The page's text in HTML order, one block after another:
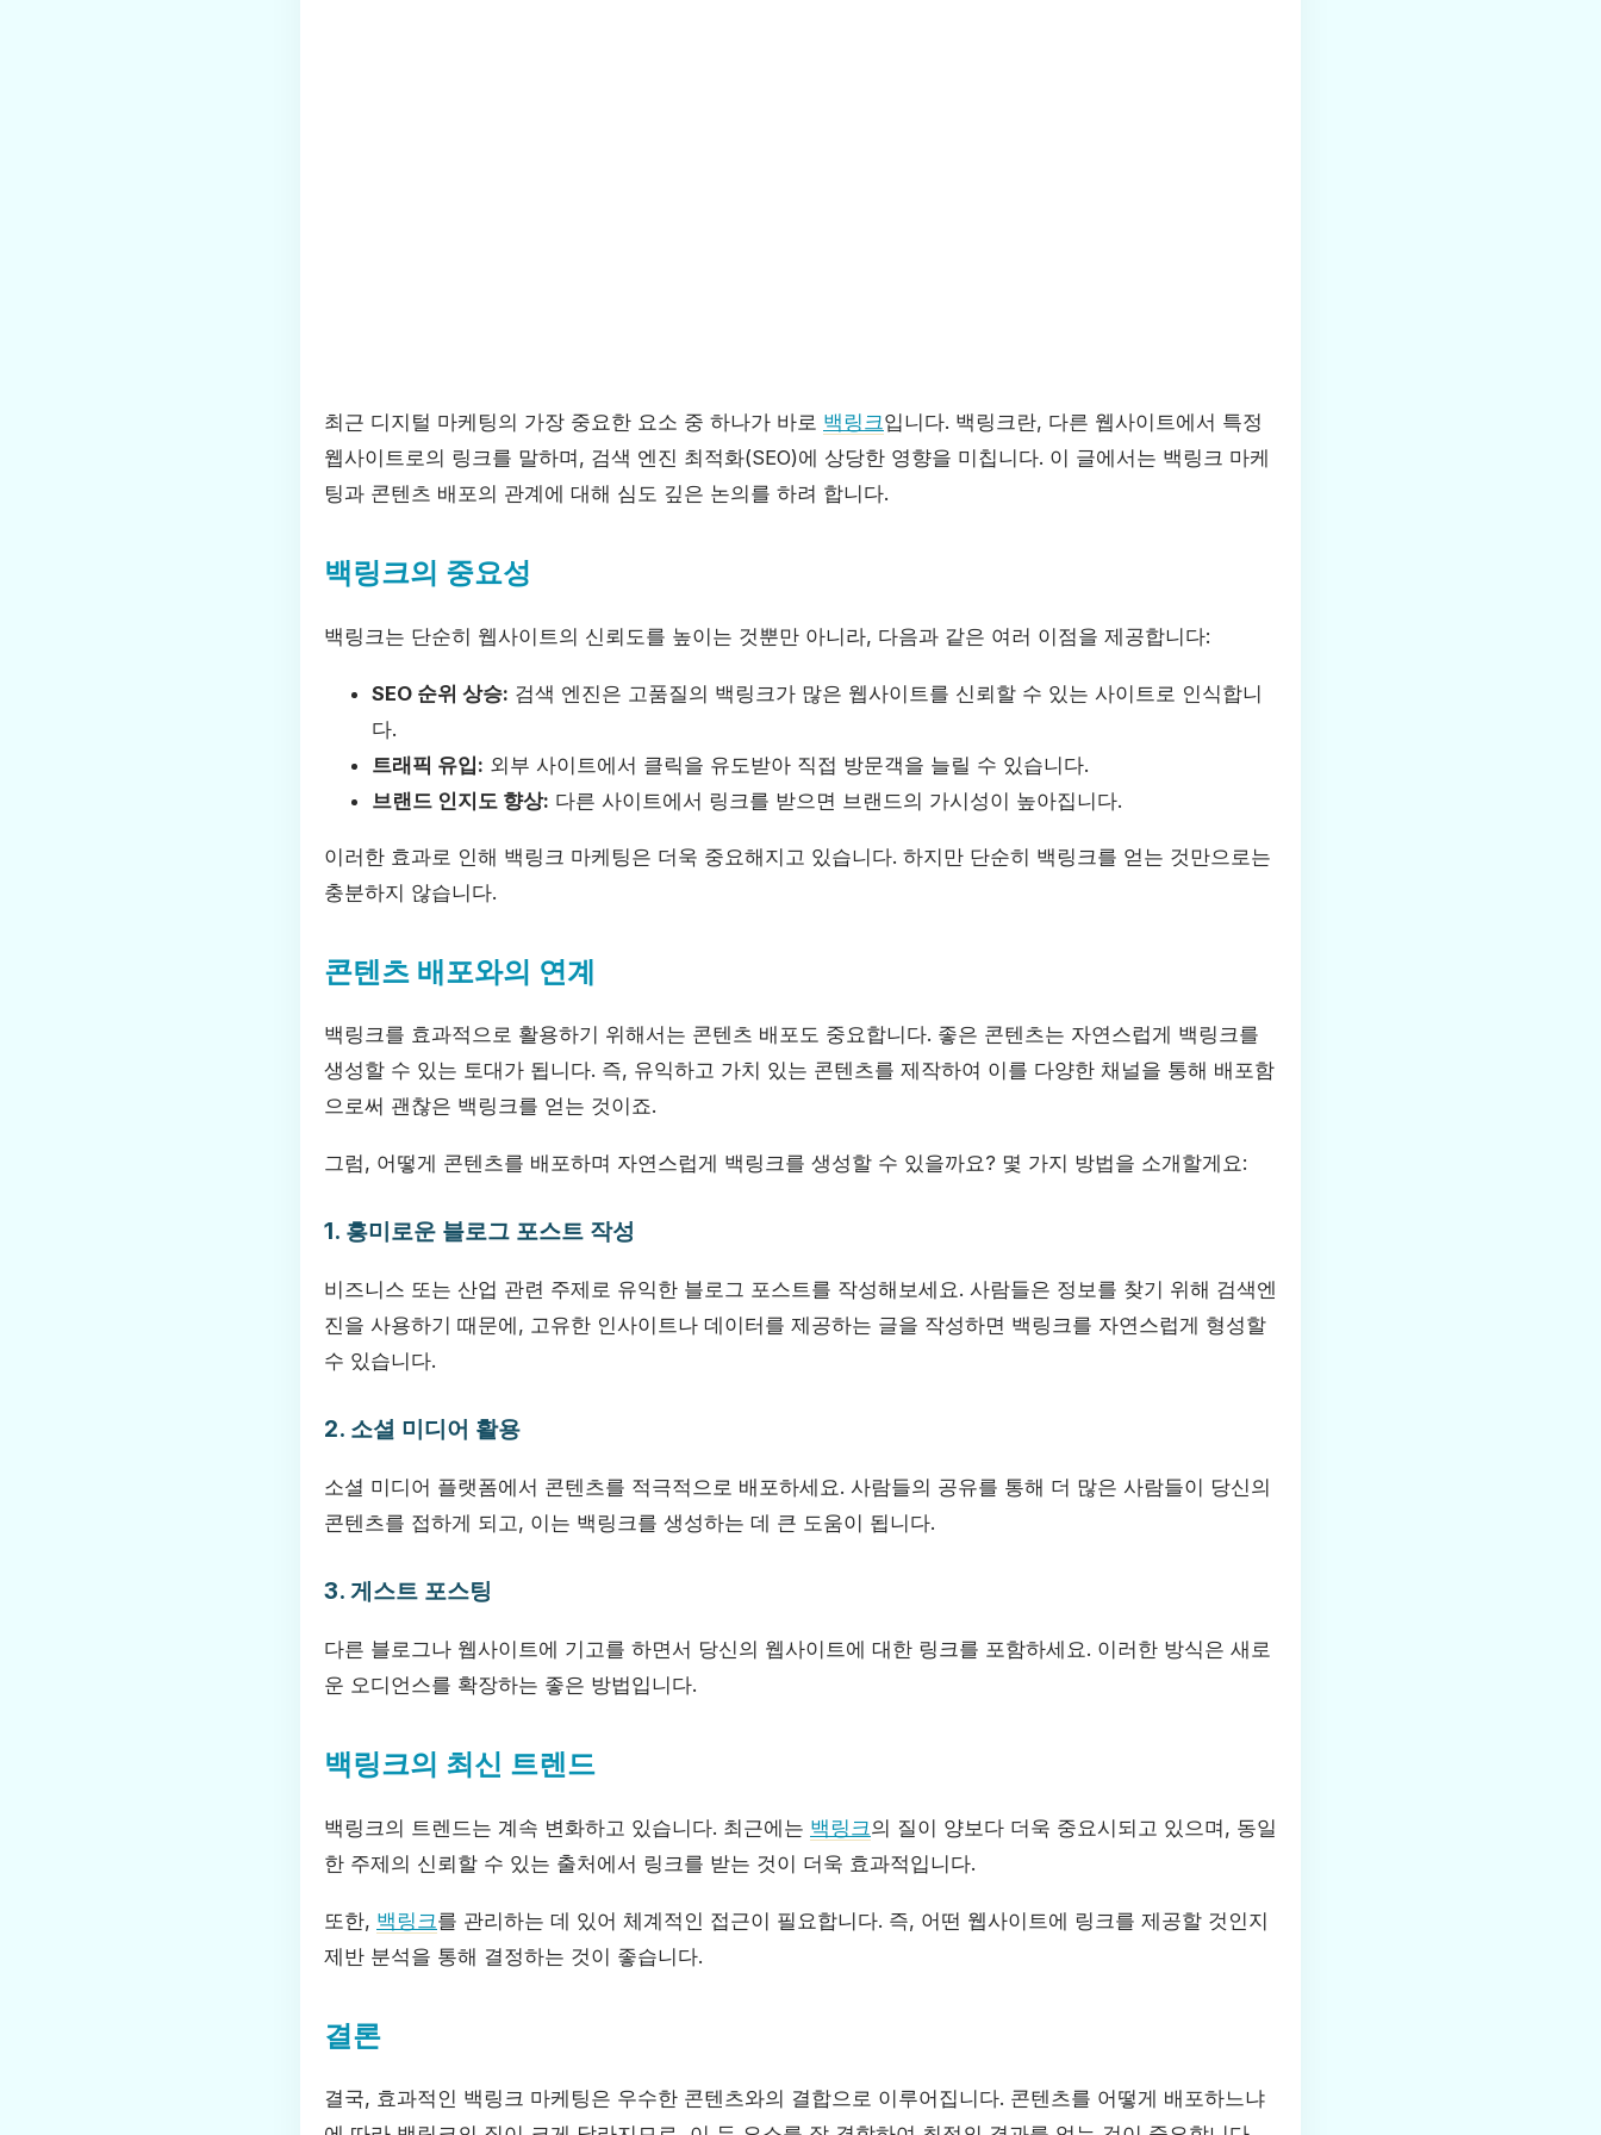
최근 디지털 마케팅의 가장 중요한 요소 중 하나가 바로 백링크입니다. 백링크란, 다른 웹사이트에서 특정
웹사이트로의 링크를 말하며, 검색 엔진 최적화(SEO)에 상당한 영향을 미칩니다. 이 글에서는 백링크 마케
팅과 콘텐츠 배포의 관계에 대해 심도 깊은 논의를 하려 합니다.
백링크의 중요성
백링크는 단순히 웹사이트의 신뢰도를 높이는 것뿐만 아니라, 다음과 같은 여러 이점을 제공합니다:
SEO 순위 상승: 검색 엔진은 고품질의 백링크가 많은 웹사이트를 신뢰할 수 있는 사이트로 인식합니
다.
트래픽 유입: 외부 사이트에서 클릭을 유도받아 직접 방문객을 늘릴 수 있습니다.
브랜드 인지도 향상: 다른 사이트에서 링크를 받으면 브랜드의 가시성이 높아집니다.
이러한 효과로 인해 백링크 마케팅은 더욱 중요해지고 있습니다. 하지만 단순히 백링크를 얻는 것만으로는
충분하지 않습니다.
콘텐츠 배포와의 연계
백링크를 효과적으로 활용하기 위해서는 콘텐츠 배포도 중요합니다. 좋은 콘텐츠는 자연스럽게 백링크를
생성할 수 있는 토대가 됩니다. 즉, 유익하고 가치 있는 콘텐츠를 제작하여 이를 다양한 채널을 통해 배포함
으로써 괜찮은 백링크를 얻는 것이죠.
그럼, 어떻게 콘텐츠를 배포하며 자연스럽게 백링크를 생성할 수 있을까요? 몇 가지 방법을 소개할게요:
1. 흥미로운 블로그 포스트 작성
비즈니스 또는 산업 관련 주제로 유익한 블로그 포스트를 작성해보세요. 사람들은 정보를 찾기 위해 검색엔
진을 사용하기 때문에, 고유한 인사이트나 데이터를 제공하는 글을 작성하면 백링크를 자연스럽게 형성할
수 있습니다.
2. 소셜 미디어 활용
소셜 미디어 플랫폼에서 콘텐츠를 적극적으로 배포하세요. 사람들의 공유를 통해 더 많은 사람들이 당신의
콘텐츠를 접하게 되고, 이는 백링크를 생성하는 데 큰 도움이 됩니다.
3. 게스트 포스팅
다른 블로그나 웹사이트에 기고를 하면서 당신의 웹사이트에 대한 링크를 포함하세요. 이러한 방식은 새로
운 오디언스를 확장하는 좋은 방법입니다.
백링크의 최신 트렌드
백링크의 트렌드는 계속 변화하고 있습니다. 최근에는 백링크의 질이 양보다 더욱 중요시되고 있으며, 동일
한 주제의 신뢰할 수 있는 출처에서 링크를 받는 것이 더욱 효과적입니다.
또한, 백링크를 관리하는 데 있어 체계적인 접근이 필요합니다. 즉, 어떤 웹사이트에 링크를 제공할 것인지
제반 분석을 통해 결정하는 것이 좋습니다.
결론
결국, 효과적인 백링크 마케팅은 우수한 콘텐츠와의 결합으로 이루어집니다. 콘텐츠를 어떻게 배포하느냐